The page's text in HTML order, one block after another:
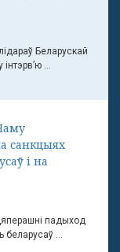
Беларускай
...
санкцыях
і на
падыход
беларусаў ...